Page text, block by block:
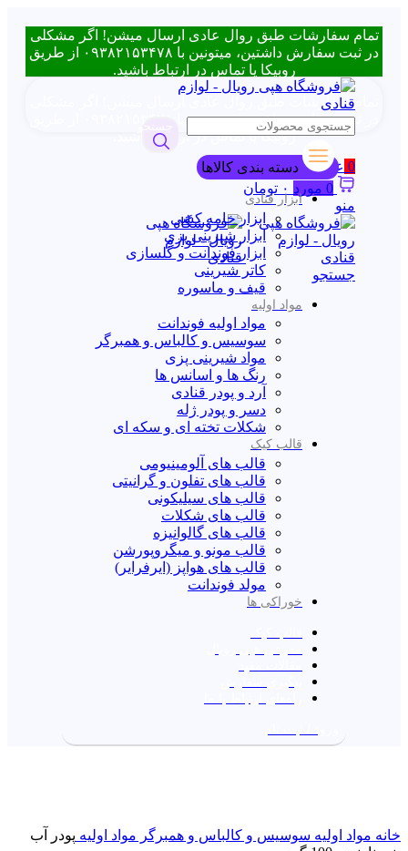
تمام سفارشات طبق روال عادی ارسال میشن! اگر مشکلی
در ثبت سفارش داشتین، میتونین با ۰۹۳۸۲۱۵۳۴۷۸ از طریق
روبیکا یا تماس در ارتباط باشید.
تمام سفارشات طبق روال عادی ارسال میشن! اگر مشکلی
روبیکا یا تماس در ارتباط باشید.
0 علاقه مندی
0 مورد ۰ تومان
منو
جستجو
دسته بندی کالاها
ابزار قنادی
ابزار خامه کشی
ابزار شیرینی پزی
ابزار فوندانت و گلسازی
کاتر شیرینی
قیف و ماسوره
مواد اولیه
مواد اولیه فوندانت
سوسیس و کالباس و همبرگر
مواد شیرینی پزی
رنگ ها و اسانس ها
آرد و پودر قنادی
دسر و پودر ژله
شکلات تخته ای و سکه ای
قالب کیک
قالب های آلومینیومی
قالب های تفلون و گرانیتی
قالب های سیلیکونی
قالب های شکلات
قالب های گالوانیزه
قالب مونو و میگروپورشن
قالب های هواپز (ایرفرایر)
مولد فوندانت
خوراکی ها
خانه مواد اولیه سوسیس و کالباس و همبرگر مواد اولیه پودر آب